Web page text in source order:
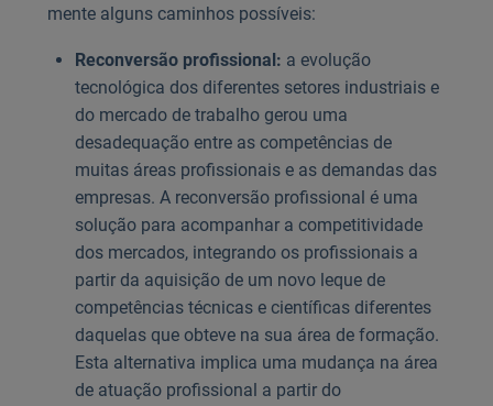
mente alguns caminhos possíveis:
Reconversão profissional: a evolução
tecnológica dos diferentes setores industriais e
do mercado de trabalho gerou uma
desadequação entre as competências de
muitas áreas profissionais e as demandas das
empresas. A reconversão profissional é uma
solução para acompanhar a competitividade
dos mercados, integrando os profissionais a
partir da aquisição de um novo leque de
competências técnicas e científicas diferentes
daquelas que obteve na sua área de formação.
Esta alternativa implica uma mudança na área
de atuação profissional a partir do